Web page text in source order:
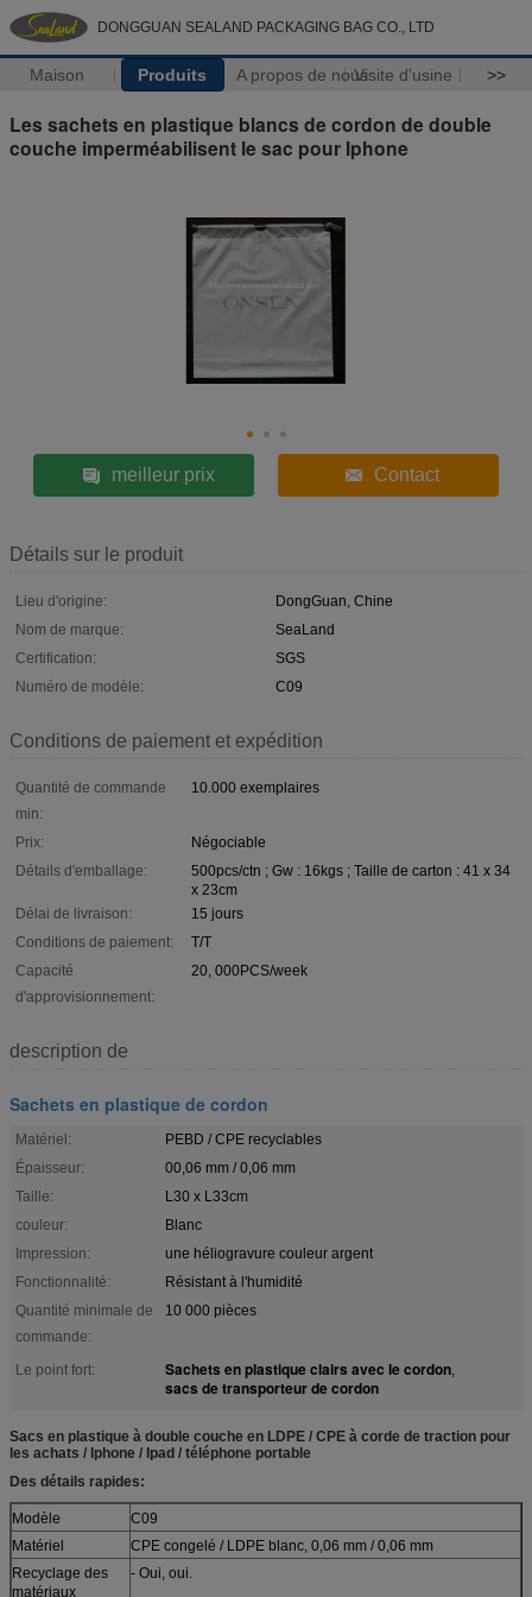
DONGGUAN SEALAND PACKAGING BAG CO., LTD
Maison Produits A propos de nousVisite d'usine >>
Les sachets en plastique blancs de cordon de double
couche imperméabilisent le sac pour Iphone
meilleur prix Contact
Détails sur le produit
Lieu d'origine:
DongGuan, Chine
Nom de marque:
SeaLand
Certification:
SGS
Numéro de modèle:
C09
Conditions de paiement et expédition
Quantité de commande
min:
10.000 exemplaires
Prix:
Négociable
Détails d'emballage:
500pcs/ctn ; Gw : 16kgs ; Taille de carton : 41 x 34
x 23cm
Délai de livraison:
15 jours
Conditions de paiement:
T/T
Capacité
d'approvisionnement:
20, 000PCS/week
description de
Sachets en plastique de cordon
Matériel:
PEBD / CPE recyclables
Épaisseur:
00,06 mm / 0,06 mm
Taille:
L30 x L33cm
couleur:
Blanc
Impression:
une héliogravure couleur argent
Fonctionnalité:
Résistant à l'humidité
Quantité minimale de
commande:
10 000 pièces
Le point fort: Sachets en plastique clairs avec le cordon,
sacs de transporteur de cordon
Sacs en plastique à double couche en LDPE / CPE à corde de traction pour
les achats / Iphone / Ipad / téléphone portable
Des détails rapides:
Modèle
C09
Matériel
CPE congelé / LDPE blanc, 0,06 mm / 0,06 mm
Recyclage des
matériaux
- Oui, oui.